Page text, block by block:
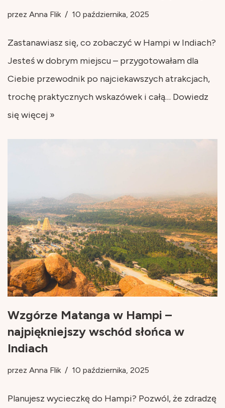
przez Anna Flik 10 października, 2025
Zastanawiasz się, co zobaczyć w Hampi w Indiach?
Jesteś w dobrym miejscu – przygotowałam dla
Ciebie przewodnik po najciekawszych atrakcjach,
trochę praktycznych wskazówek i całą… Dowiedz
się więcej »
Wzgórze Matanga w Hampi –
najpiękniejszy wschód słońca w
Indiach
przez Anna Flik 10 października, 2025
Planujesz wycieczkę do Hampi? Pozwól, że zdradzę